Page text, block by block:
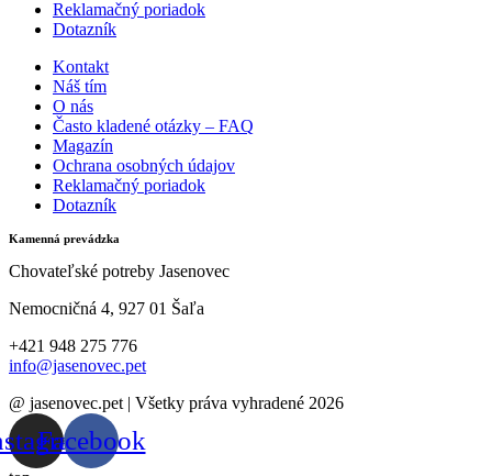
Reklamačný poriadok
Dotazník
Kontakt
Náš tím
O nás
Často kladené otázky – FAQ
Magazín
Ochrana osobných údajov
Reklamačný poriadok
Dotazník
Kamenná prevádzka
Chovateľské potreby Jasenovec
Nemocničná 4, 927 01 Šaľa
+421 948 275 776
info@jasenovec.pet
@ jasenovec.pet | Všetky práva vyhradené 2026
Facebook